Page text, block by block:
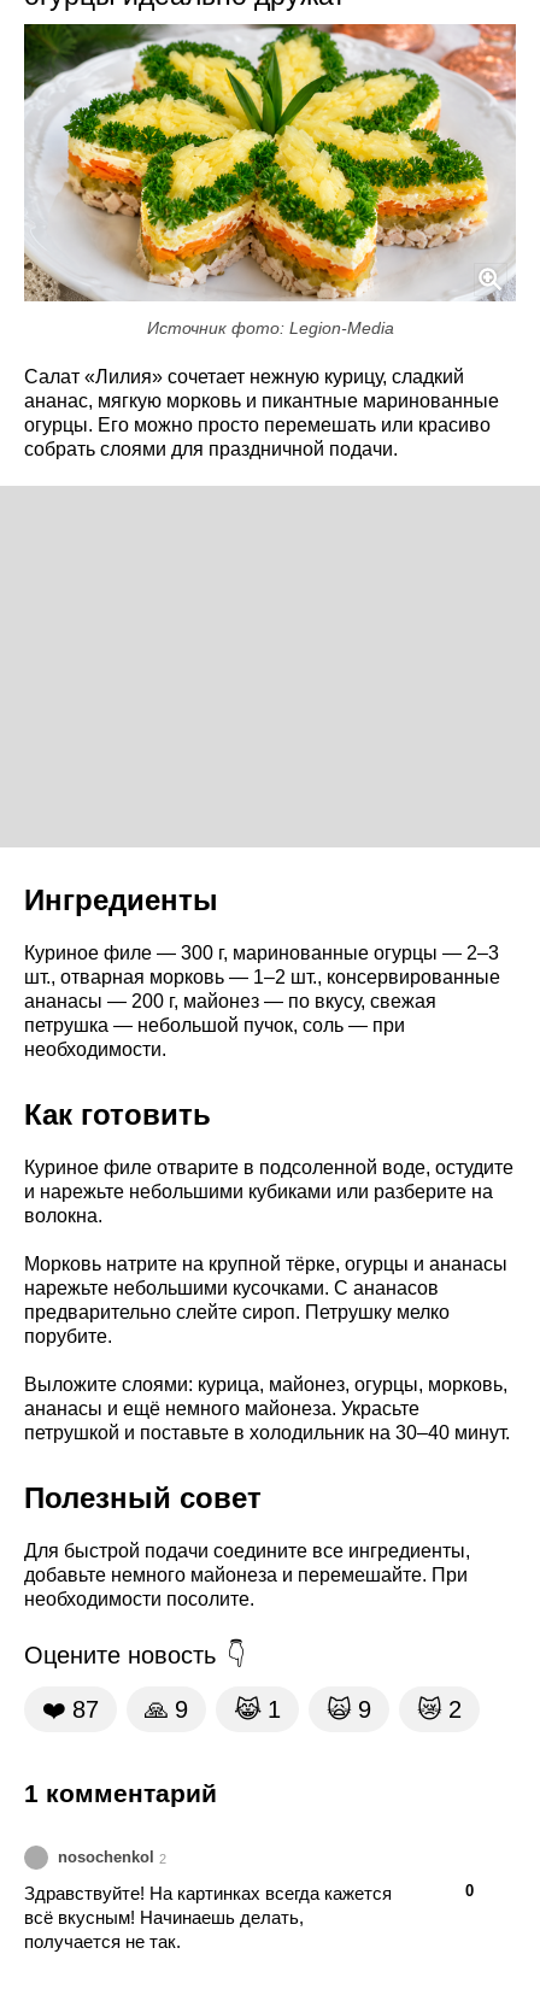
Источник фото: Legion-Media
Салат «Лилия» сочетает нежную курицу, сладкий
ананас, мягкую морковь и пикантные маринованные
огурцы. Его можно просто перемешать или красиво
собрать слоями для праздничной подачи.
Ингредиенты
Куриное филе — 300 г, маринованные огурцы — 2–3
шт., отварная морковь — 1–2 шт., консервированные
ананасы — 200 г, майонез — по вкусу, свежая
петрушка — небольшой пучок, соль — при
необходимости.
Как готовить
Куриное филе отварите в подсоленной воде, остудите
и нарежьте небольшими кубиками или разберите на
волокна.
Морковь натрите на крупной тёрке, огурцы и ананасы
нарежьте небольшими кусочками. С ананасов
предварительно слейте сироп. Петрушку мелко
порубите.
Выложите слоями: курица, майонез, огурцы, морковь,
ананасы и ещё немного майонеза. Украсьте
петрушкой и поставьте в холодильник на 30–40 минут.
Полезный совет
Для быстрой подачи соедините все ингредиенты,
добавьте немного майонеза и перемешайте. При
необходимости посолите.
Оцените новость
❤️ 87 🙏 9 😹 1 🙀 9 😿 2
1 комментарий
nosochenkol 2
0
Здравствуйте! На картинках всегда кажется
всё вкусным! Начинаешь делать,
получается не так.